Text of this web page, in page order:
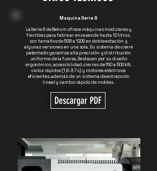
Maquina Serie 8
La Serie 8 de Bekum ofrece máquinas modulares y
flexibles para fabricar envases de hasta 12 litros,
con tamaños de 508 a 1208 en doble estación y
algunas versiones en una sola. Su sistema de cierre
patentado garantiza alta precisión y distribución
uniforme de la fuerza. Destacan por su diseño
ergonómico, accesibilidad, cierres de 150 a 500 kN,
ciclos rápidos (1,8-3,7 s) y motores eléctricos
eficientes, además de un sistema de extracción
lineal y cambio rápido de moldes.
Descargar PDF